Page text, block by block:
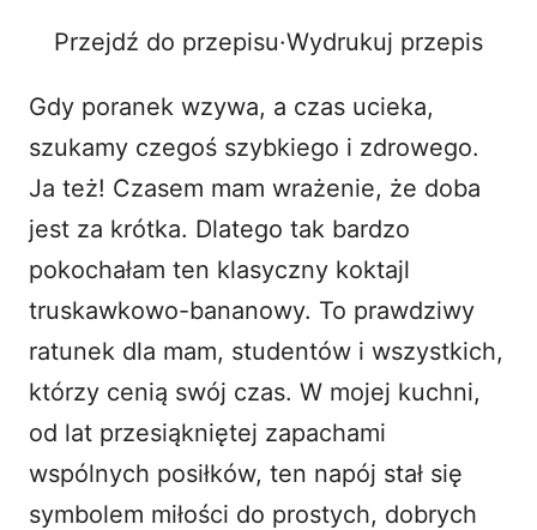
Przejdź do przepisu·Wydrukuj przepis
Gdy poranek wzywa, a czas ucieka,
szukamy czegoś szybkiego i zdrowego.
Ja też! Czasem mam wrażenie, że doba
jest za krótka. Dlatego tak bardzo
pokochałam ten klasyczny koktajl
truskawkowo-bananowy. To prawdziwy
ratunek dla mam, studentów i wszystkich,
którzy cenią swój czas. W mojej kuchni,
od lat przesiąkniętej zapachami
wspólnych posiłków, ten napój stał się
symbolem miłości do prostych, dobrych